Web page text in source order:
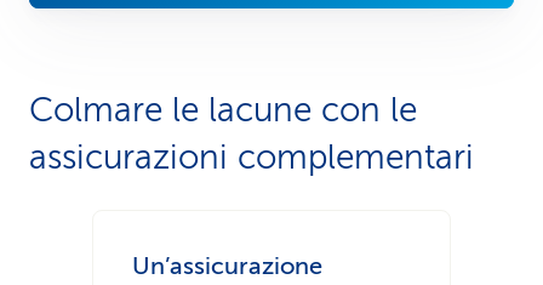
Colmare le lacune con le
assicurazioni complementari
Un’assicurazione